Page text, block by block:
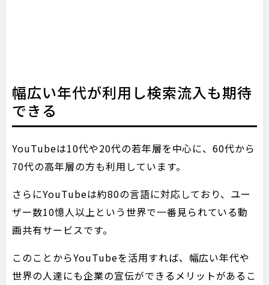
幅広い年代が利用し検索流入も期待
できる
YouTubeは10代や20代の若年層を中心に、60代から
70代の高年層の方も利用しています。
さらにYouTubeは約80の言語に対応しており、ユー
ザー数10憶人以上という世界で一番見られている動
画共有サービスです。
このことからYouTubeを活用すれば、幅広い年代や
世界の人達にも企業の宣伝ができるメリットがあるこ